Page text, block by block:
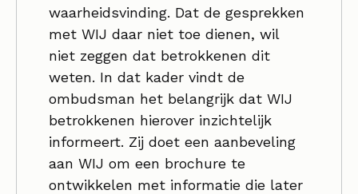
waarheidsvinding. Dat de gesprekken
met WIJ daar niet toe dienen, wil
niet zeggen dat betrokkenen dit
weten. In dat kader vindt de
ombudsman het belangrijk dat WIJ
betrokkenen hierover inzichtelijk
informeert. Zij doet een aanbeveling
aan WIJ om een brochure te
ontwikkelen met informatie die later